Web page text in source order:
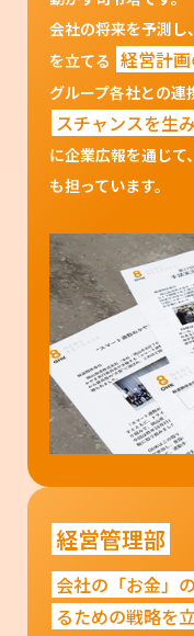
会社の将来を予測
を立てる 経営計
グループ各社との連
スチャンスを生
に企業広報を通じて
も担っています。
経営管理部
会社の「お金」
るための戦略を